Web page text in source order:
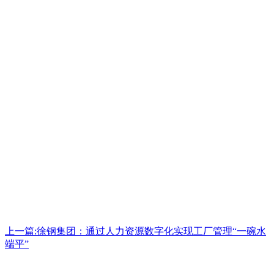
上一篇:徐钢集团：通过人力资源数字化实现工厂管理“一碗水
端平”